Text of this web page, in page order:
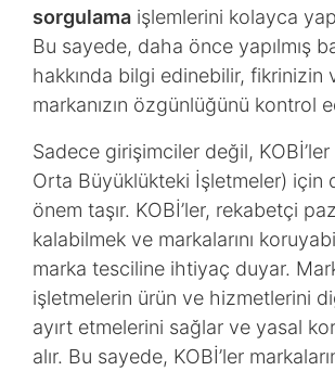
sorgulama işlemlerini kolayca
Bu sayede, daha önce yapılmış
hakkında bilgi edinebilir, fikrinizin
markanızın özgünlüğünü kontrol
Sadece girişimciler değil,
Orta Büyüklükteki İşletmeler) için
önem taşır. KOBİ’ler, rekabetçi
kalabilmek ve markalarını
marka tesciline ihtiyaç duyar.
işletmelerin ürün ve hizmetlerini
ayırt etmelerini sağlar ve yasal
alır. Bu sayede, KOBİ’ler